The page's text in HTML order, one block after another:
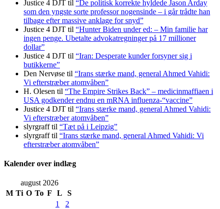
Justice 4 DJT til “De politisk korrekte hyldede Jason Arday
som den yngste sorte professor nogensinde – i går trådte han
tilbage efter massive anklage for snyd”
Justice 4 DJT til “Hunter Biden under ed: – Min familie har
ingen penge. Ubetalte advokat­regninger på 17 millioner
dollar”
Justice 4 DJT til “Iran: Desperate kunder forsyner sig i
butikkerne”
Den Nervøse til “Irans stærke mand, general Ahmed Vahidi:
Vi efterstræber atomvåben”
H. Olesen til “The Empire Strikes Back” – medicinmaffiaen i
USA godkender endnu en mRNA influenza-“vaccine”
Justice 4 DJT til “Irans stærke mand, general Ahmed Vahidi:
Vi efterstræber atomvåben”
slyrgrafftil “Tæt på i Leipzig”
slyrgrafftil “Irans stærke mand, general Ahmed Vahidi: Vi
efterstræber atomvåben”
Kalender over indlæg
august 2026
M Ti O To F L
S
1
2